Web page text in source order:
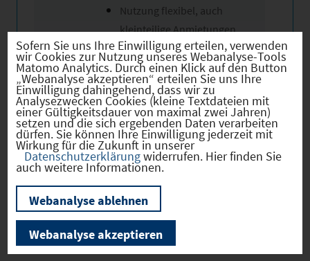
Nutzung flexibel, auch
kleinteilige Anmietungen
grundsätzlich möglich
Wir weisen ausdrücklich darauf hin, dass
vorstehende Informationen auf den Angaben des
Anbieters beruhen und von uns nicht auf
Plausibilität, Vollständigkeit und Richtigkeit
überprüft wurden. Für den Inhalt der Angaben
übernehmen wir keine Haftung!
Sofern Sie uns Ihre Einwilligung erteilen, verwenden
wir Cookies zur Nutzung unseres Webanalyse-Tools
Matomo Analytics. Durch einen Klick auf den Button
„Webanalyse akzeptieren“ erteilen Sie uns Ihre
Einwilligung dahingehend, dass wir zu
Analysezwecken Cookies (kleine Textdateien mit
einer Gültigkeitsdauer von maximal zwei Jahren)
setzen und die sich ergebenden Daten verarbeiten
dürfen. Sie können Ihre Einwilligung jederzeit mit
Wirkung für die Zukunft in unserer
Datenschutzerklärungwiderrufen. Hier finden Sie
auch weitere Informationen.
Webanalyse ablehnen
Webanalyse akzeptieren